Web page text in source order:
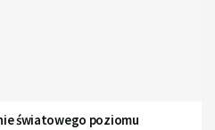
światowego poziomu